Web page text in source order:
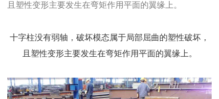
且塑性变形主要发生在弯矩作用平面的翼缘上。
十字柱没有弱轴，破坏模态属于局部屈曲的塑性破坏，
且塑性变形主要发生在弯矩作用平面的翼缘上。